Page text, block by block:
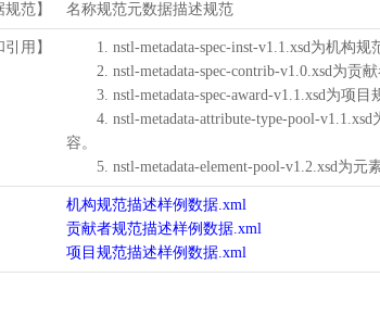
范】 名称规范元数据描述规范
用】
1. nstl-metadata-spec-inst-v1.1.xsd为机构规
2. nstl-metadata-spec-contrib-v1.0.xsd为贡
3. nstl-metadata-spec-award-v1.1.xsd为项目
4. nstl-metadata-attribute-type-pool-
容。
5. nstl-metadata-element-pool-v1.2.xsd为
机构规范描述样例数据.xml
贡献者规范描述样例数据.xml
项目规范描述样例数据.xml